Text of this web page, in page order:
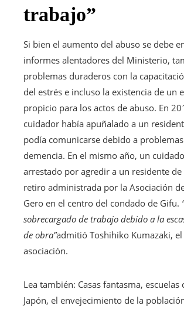
trabajo”
Si bien el aumento del abuso se debe
informes alentadores del Ministerio,
problemas duraderos con la
del estrés e incluso la existencia de un
propicio para los actos de abuso. En
cuidador había apuñalado a un
podía comunicarse debido a
demencia. En el mismo año, un
arrestado por agredir a un residente de
retiro administrada por la Asociación
Gero en el centro del condado de Gifu.
sobrecargado de trabajo debido a la
de obra”admitió Toshihiko Kumazaki,
asociación.
Lea también: Casas fantasma,
Japón, el envejecimiento de la